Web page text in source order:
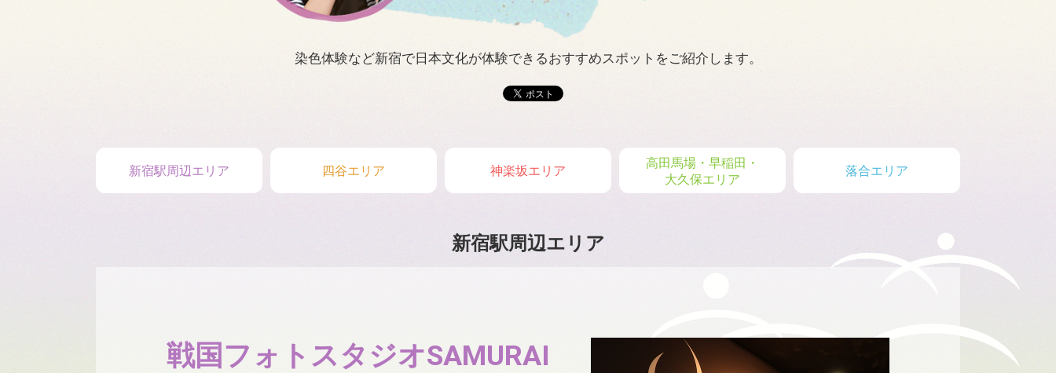
染色体験など新宿で日本文化が体験できるおすすめスポットをご紹介します。
新宿駅周辺エリア 四谷エリア 神楽坂エリア
高田馬場・早稲田・
大久保エリア
落合エリア
新宿駅周辺エリア
戦国フォトスタジオSAMURAI